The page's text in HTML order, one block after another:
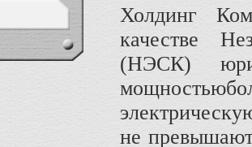
Холдинг
качестве
(НЭСК)
не